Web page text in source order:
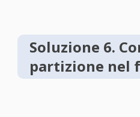
Soluzione 6.
partizione nel